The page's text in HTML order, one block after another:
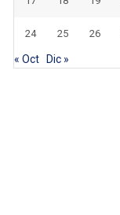
24 25 26
« Oct Dic »